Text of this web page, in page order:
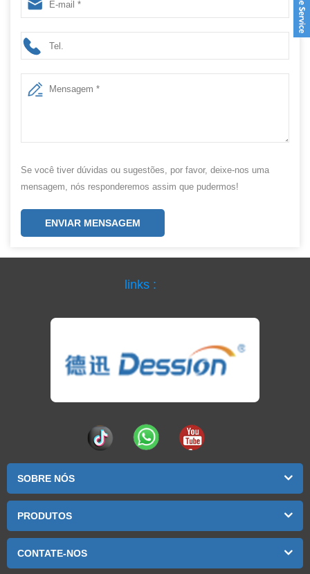
Se você tiver dúvidas ou sugestões, por favor, deixe-nos uma
mensagem, nós responderemos assim que pudermos!
ENVIAR MENSAGEM
links :
SOBRE NÓS
PRODUTOS
CONTATE-NOS